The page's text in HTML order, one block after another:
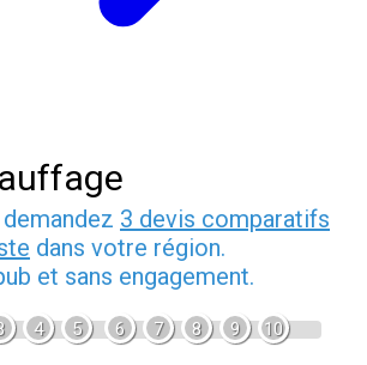
3 devis comparatifs
dans votre région.
et sans engagement.
4 5 6 7 8 9 10